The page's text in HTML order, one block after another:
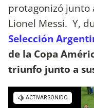
protagonizó junto
Lionel Messi. Y,
Selección
de la Copa
triunfo junto a